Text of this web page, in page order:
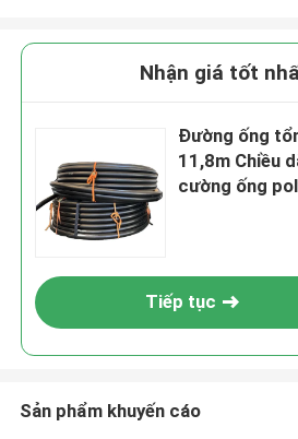
Nhận giá tốt
Đường ống
11,8m Chiều
cường ống
Tiếp tục
Sản phẩm khuyến cáo